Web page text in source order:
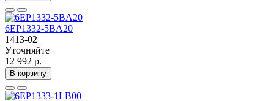
6EP1332-5BA20
1413-02
Уточняйте
12 992 р.
В корзину